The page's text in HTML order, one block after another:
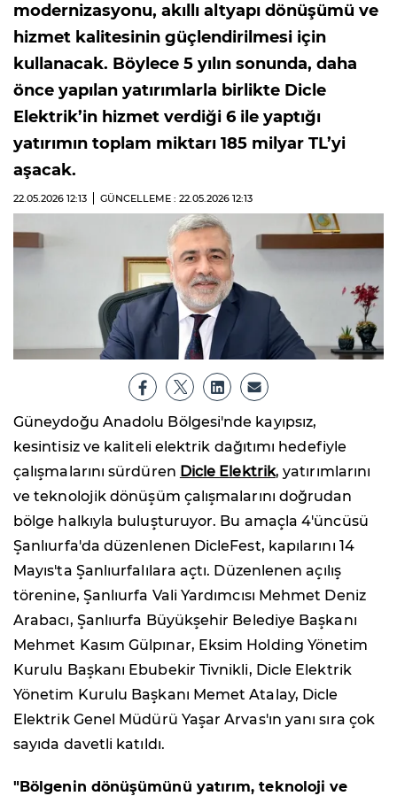
modernizasyonu, akıllı altyapı dönüşümü ve
hizmet kalitesinin güçlendirilmesi için
kullanacak. Böylece 5 yılın sonunda, daha
önce yapılan yatırımlarla birlikte Dicle
Elektrik’in hizmet verdiği 6 ile yaptığı
yatırımın toplam miktarı 185 milyar TL’yi
aşacak.
22.05.2026 12:13 GÜNCELLEME : 22.05.2026 12:13
Güneydoğu Anadolu Bölgesi'nde kayıpsız,
kesintisiz ve kaliteli elektrik dağıtımı hedefiyle
çalışmalarını sürdüren Dicle Elektrik, yatırımlarını
ve teknolojik dönüşüm çalışmalarını doğrudan
bölge halkıyla buluşturuyor. Bu amaçla 4'üncüsü
Şanlıurfa'da düzenlenen DicleFest, kapılarını 14
Mayıs'ta Şanlıurfalılara açtı. Düzenlenen açılış
törenine, Şanlıurfa Vali Yardımcısı Mehmet Deniz
Arabacı, Şanlıurfa Büyükşehir Belediye Başkanı
Mehmet Kasım Gülpınar, Eksim Holding Yönetim
Kurulu Başkanı Ebubekir Tivnikli, Dicle Elektrik
Yönetim Kurulu Başkanı Memet Atalay, Dicle
Elektrik Genel Müdürü Yaşar Arvas'ın yanı sıra çok
sayıda davetli katıldı.
"Bölgenin dönüşümünü yatırım, teknoloji ve